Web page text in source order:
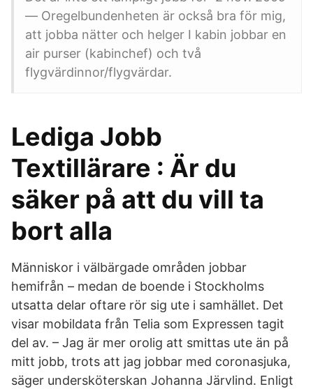
— Oregelbundenheten är också bra för mig,
att jobba nätter och helger I kabin jobbar en
air purser (kabinchef) och två
flygvärdinnor/flygvärdar.
Lediga Jobb
Textillärare : Är du
säker på att du vill ta
bort alla
Människor i välbärgade områden jobbar
hemifrån – medan de boende i Stockholms
utsatta delar oftare rör sig ute i samhället. Det
visar mobildata från Telia som Expressen tagit
del av. – Jag är mer orolig att smittas ute än på
mitt jobb, trots att jag jobbar med coronasjuka,
säger undersköterskan Johanna Järvlind. Enligt